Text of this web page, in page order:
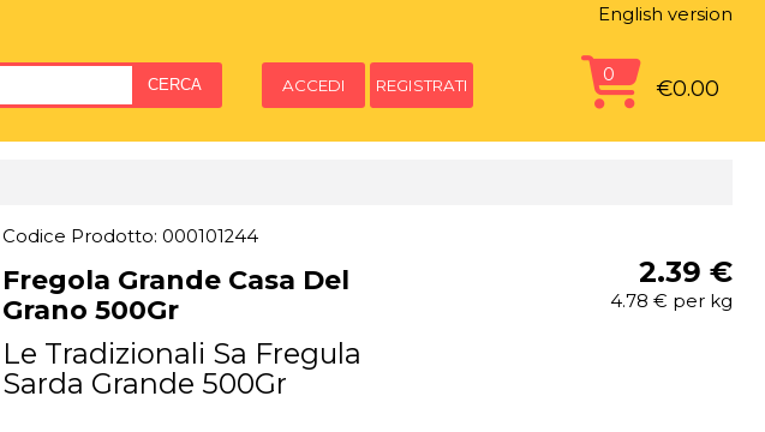
English version
ACCEDI REGISTRATI
0
€0.00
Codice Prodotto: 000101244
Fregola Grande Casa Del
Grano 500Gr
Le Tradizionali Sa Fregula
Sarda Grande 500Gr
2.39 €
4.78 € per kg